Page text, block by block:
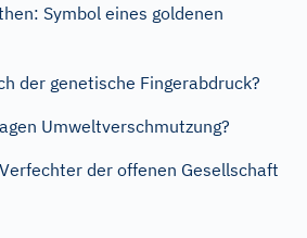
Symbol eines goldenen
der genetische Fingerabdruck?
Umweltverschmutzung?
der offenen Gesellschaft